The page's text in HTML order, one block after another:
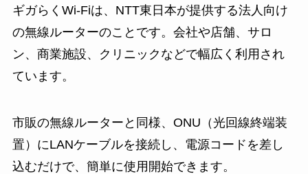
ギガらくWi-Fiは、NTT東日本が提供する法人向け
の無線ルーターのことです。会社や店舗、サロ
ン、商業施設、クリニックなどで幅広く利用され
ています。
市販の無線ルーターと同様、ONU（光回線終端装
置）にLANケーブルを接続し、電源コードを差し
込むだけで、簡単に使用開始できます。